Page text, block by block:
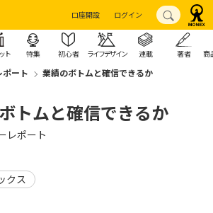
口座開設 ログイン
ト 特集 初心者 ライフデザイン 連載 著者 商
ポート 業績のボトムと確信できるか
トムと確信できるか
レポート
クス